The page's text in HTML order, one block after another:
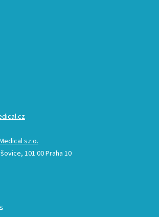
s.r.o.
101 00 Praha 10